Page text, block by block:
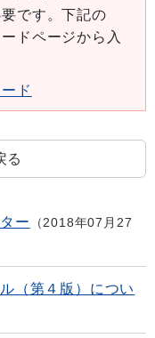
です。下記の
ドページから入
ド
る
ー
2018年07月27
（第４版）につい